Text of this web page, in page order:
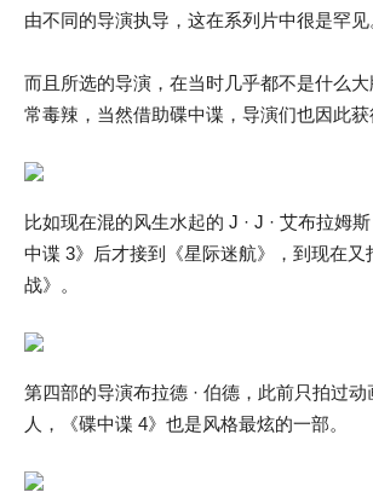
由不同的导演执导，这在系列片中很是罕见
而且所选的导演，在当时几乎都不是什么
常毒辣，当然借助碟中谍，导演们也因此获
比如现在混的风生水起的 J · J · 艾布拉姆
中谍 3》后才接到《星际迷航》，到现在又
战》。
第四部的导演布拉德 · 伯德，此前只拍过
人，《碟中谍 4》也是风格最炫的一部。